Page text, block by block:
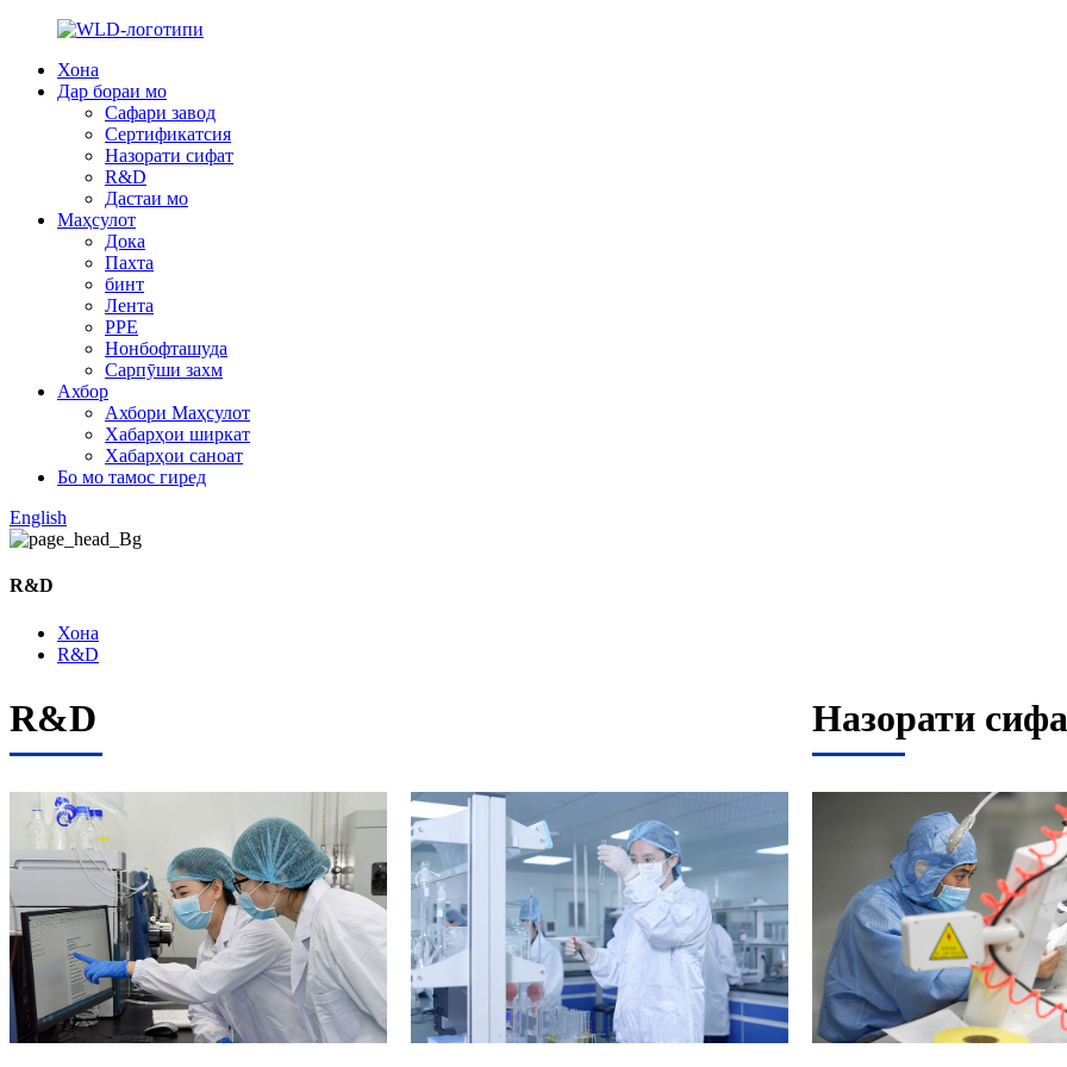
Хона
Дар бораи мо
Сафари завод
Сертификатсия
Назорати сифат
R&D
Дастаи мо
Маҳсулот
Дока
Пахта
бинт
Лента
PPE
Нонбофташуда
Сарпӯши захм
Ахбор
Ахбори Маҳсулот
Хабарҳои ширкат
Хабарҳои саноат
Бо мо тамос гиред
English
R&D
Хона
R&D
R&D Назорати